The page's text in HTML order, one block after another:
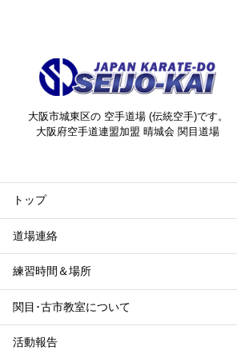
大阪市城東区の 空手道場 (伝統空手)です。
大阪府空手道連盟加盟 晴城会 関目道場
トップ
道場連絡
練習時間＆場所
関目･古市教室について
活動報告